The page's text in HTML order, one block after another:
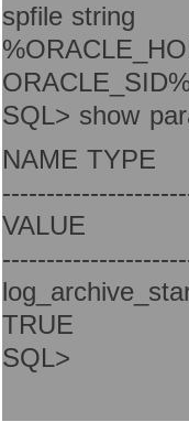
spfile string
SQL> show
NAME TYPE
VALUE
TRUE
SQL>